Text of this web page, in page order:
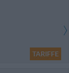
TARIFFE